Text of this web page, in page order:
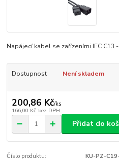
Napájecí kabel se zařízeními IEC C13
Dostupnost Není skladem
200,86 Kč/ks
166,00 Kč bez DPH
Přidat do
Číslo produktu: KU-PZ-